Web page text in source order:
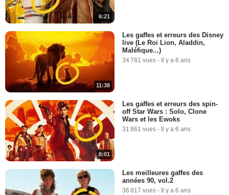
6:21
11:38
Les gaffes et erreurs des Disney
live (Le Roi Lion, Aladdin,
Maléfique...)
34 781 vues - Il y a 6 ans
8:01
Les gaffes et erreurs des spin-
off Star Wars : Solo, Clone
Wars et les Ewoks
31 861 vues - Il y a 6 ans
Les meilleures gaffes des
années 90, vol.2
36 817 vues - Il y a 6 ans